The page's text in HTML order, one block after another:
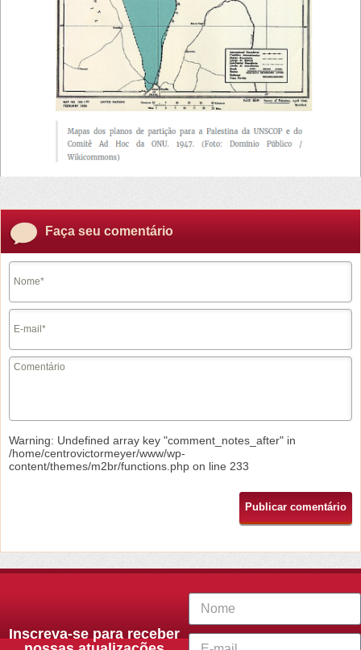
Faça seu comentário
Warning: Undefined array key "comment_notes_after" in
/home/centrovictormeyer/www/wp-
content/themes/m2br/functions.php on line 233
Inscreva-se para receber